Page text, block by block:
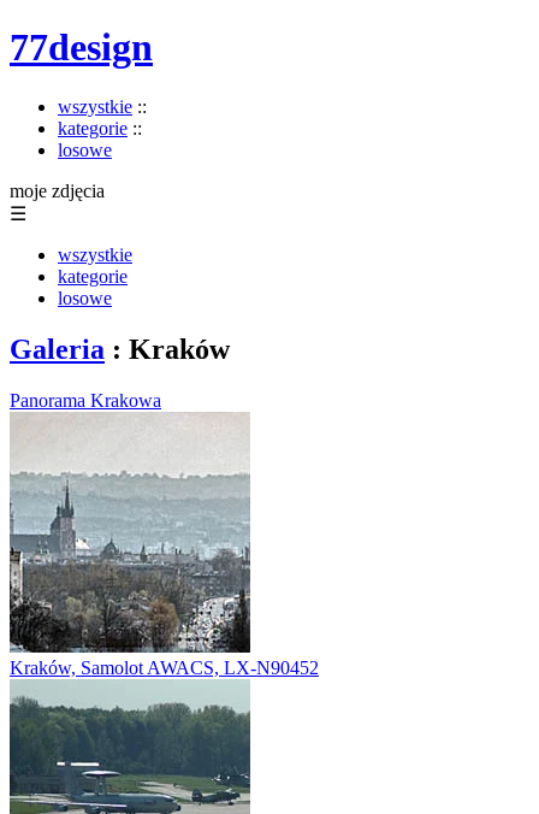
77design
wszystkie ::
kategorie ::
losowe
moje zdjęcia
☰
wszystkie
kategorie
losowe
Galeria : Kraków
Panorama Krakowa
Kraków, Samolot AWACS, LX-N90452